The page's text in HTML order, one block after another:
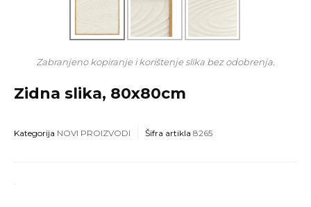
Zabranjeno kopiranje i korištenje slika bez odobrenja.
Zidna slika, 80x80cm
Kategorija NOVI PROIZVODI Šifra artikla 8265